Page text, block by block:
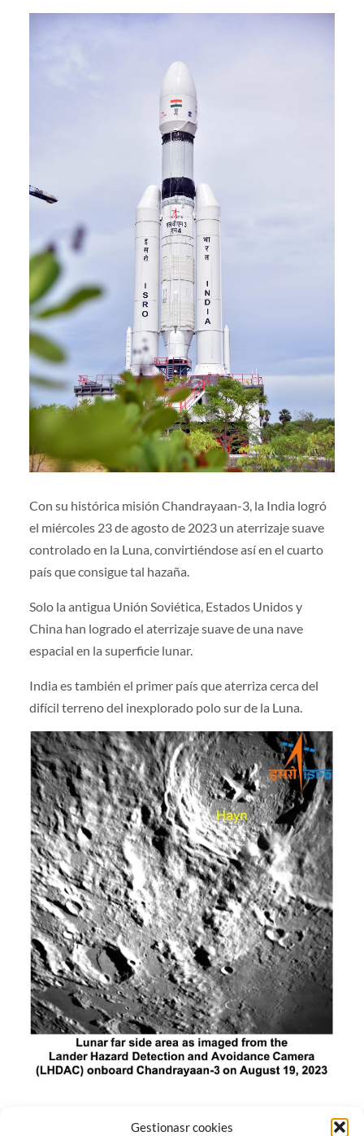
Gestionasr cookies
Con su histórica misión Chandrayaan-3, la India logró
el miércoles 23 de agosto de 2023 un aterrizaje suave
controlado en la Luna, convirtiéndose así en el cuarto
país que consigue tal hazaña.
Solo la antigua Unión Soviética, Estados Unidos y
China han logrado el aterrizaje suave de una nave
espacial en la superficie lunar.
India es también el primer país que aterriza cerca del
difícil terreno del inexplorado polo sur de la Luna.